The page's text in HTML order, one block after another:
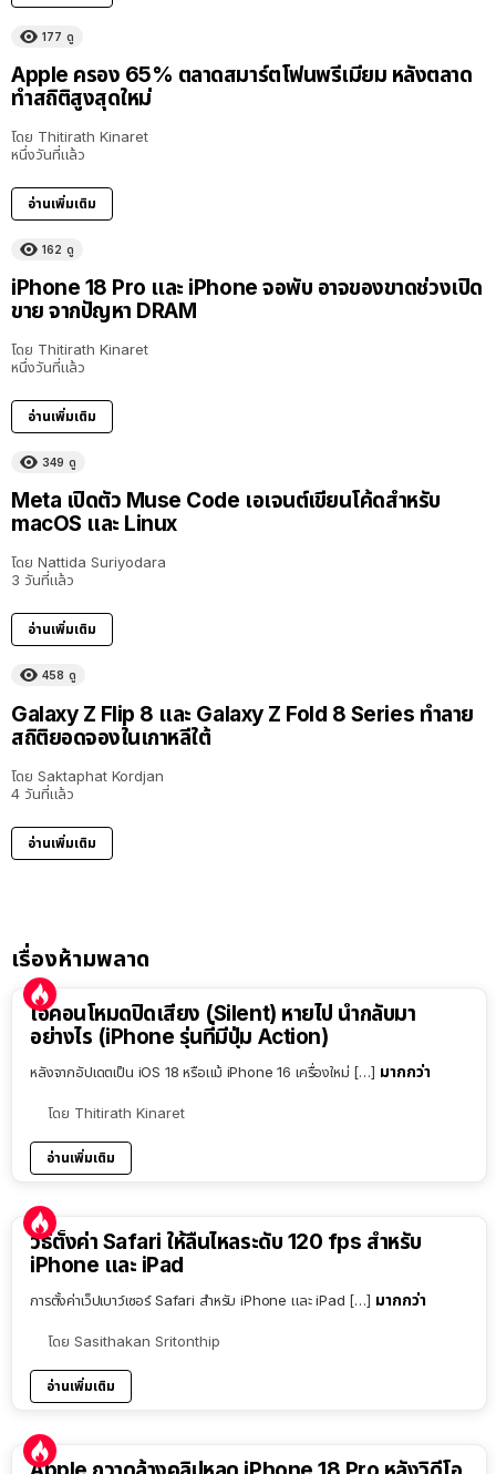
177 ดู
Apple ครอง 65% ตลาดสมาร์ตโฟนพรีเมียม หลังตลาด
ทำสถิติสูงสุดใหม่
โดย Thitirath Kinaret
หนึ่งวันที่แล้ว
อ่านเพิ่มเติม
162 ดู
iPhone 18 Pro และ iPhone จอพับ อาจของขาดช่วงเปิด
ขาย จากปัญหา DRAM
โดย Thitirath Kinaret
หนึ่งวันที่แล้ว
อ่านเพิ่มเติม
349 ดู
Meta เปิดตัว Muse Code เอเจนต์เขียนโค้ดสำหรับ
macOS และ Linux
โดย Nattida Suriyodara
3 วันที่แล้ว
อ่านเพิ่มเติม
458 ดู
Galaxy Z Flip 8 และ Galaxy Z Fold 8 Series ทำลาย
สถิติยอดจองในเกาหลีใต้
โดย Saktaphat Kordjan
4 วันที่แล้ว
อ่านเพิ่มเติม
เรื่องห้ามพลาด
ไอคอนโหมดปิดเสียง (Silent) หายไป นำกลับมา
อย่างไร (iPhone รุ่นที่มีปุ่ม Action)
หลังจากอัปเดตเป็น iOS 18 หรือแม้ iPhone 16 เครื่องใหม่ […] มากกว่า
โดย Thitirath Kinaret
อ่านเพิ่มเติม
วิธีตั้งค่า Safari ให้ลื่นไหลระดับ 120 fps สำหรับ
iPhone และ iPad
การตั้งค่าเว็ปเบาว์เซอร์ Safari สำหรับ iPhone และ iPad […] มากกว่า
โดย Sasithakan Sritonthip
อ่านเพิ่มเติม